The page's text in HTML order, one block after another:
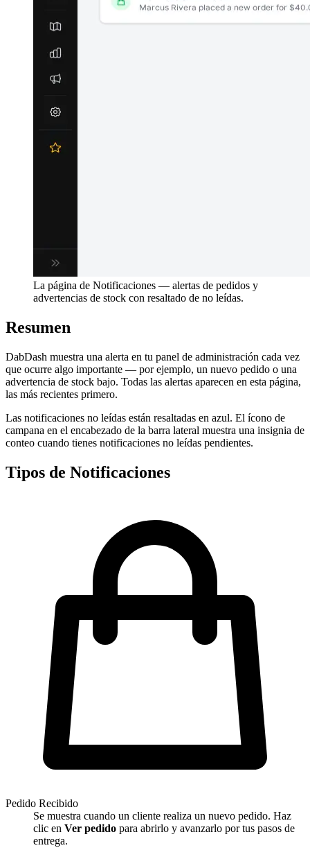
La página de Notificaciones — alertas de pedidos y
advertencias de stock con resaltado de no leídas.
Resumen
DabDash muestra una alerta en tu panel de administración cada vez
que ocurre algo importante — por ejemplo, un nuevo pedido o una
advertencia de stock bajo. Todas las alertas aparecen en esta página,
las más recientes primero.
Las notificaciones no leídas están resaltadas en azul. El ícono de
campana en el encabezado de la barra lateral muestra una insignia de
conteo cuando tienes notificaciones no leídas pendientes.
Tipos de Notificaciones
Pedido Recibido
Se muestra cuando un cliente realiza un nuevo pedido. Haz
clic en Ver pedido para abrirlo y avanzarlo por tus pasos de
entrega.